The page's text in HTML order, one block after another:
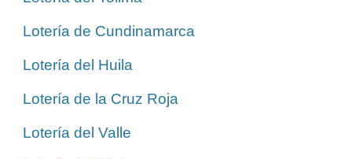
Lotería de Cundinamarca
Lotería del Huila
Lotería de la Cruz Roja
Lotería del Valle